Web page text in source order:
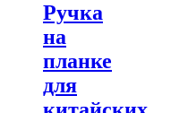
Ручка
на
планке
для